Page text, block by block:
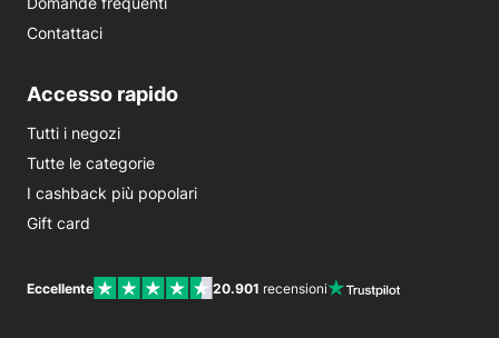
Contattaci
Accesso rapido
Tutti i negozi
Tutte le categorie
I cashback più popolari
Gift card
Eccellente 20.901 recensioni